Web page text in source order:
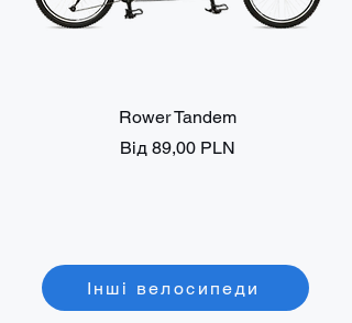
Rower Tandem
Від 89,00 PLN
За розпродажем
Інші велосипеди